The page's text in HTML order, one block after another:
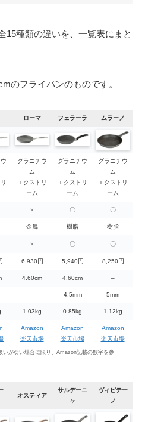
15種類の違いを、一覧表にまと
のフライパンのものです。
ローマ フェラーラ ムラーノ
グラニチウ
ム
エクストリ
ーム
グラニチウ
ム
エクストリ
ーム
グラニチウ
ム
エクストリ
ーム
× 〇 〇
金属 樹脂 樹脂
× 〇 〇
6,930円 5,940円 8,250円
4.60cm 4.60cm –
– 4.5mm 5mm
1.03kg 0.85kg 1.12kg
Amazon
楽天市場
Amazon
楽天市場
Amazon
楽天市場
がない場合に限り、Amazon記載の数字を参
オスティア
サルデーニ
ャ
ヴィピテー
ノ